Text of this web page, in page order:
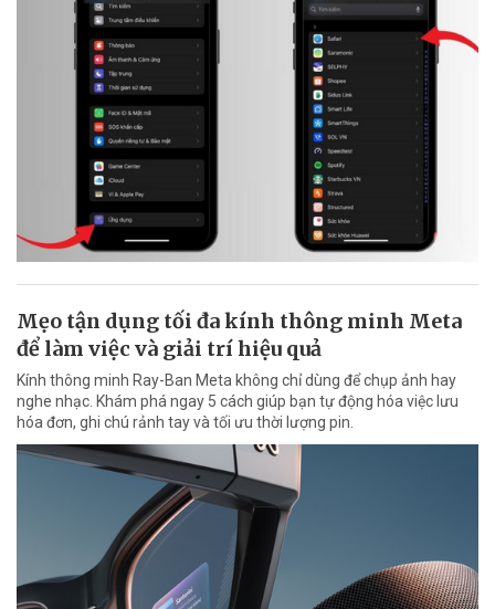
Mẹo tận dụng tối đa kính thông minh Meta
để làm việc và giải trí hiệu quả
Kính thông minh Ray-Ban Meta không chỉ dùng để chụp ảnh hay
nghe nhạc. Khám phá ngay 5 cách giúp bạn tự động hóa việc lưu
hóa đơn, ghi chú rảnh tay và tối ưu thời lượng pin.